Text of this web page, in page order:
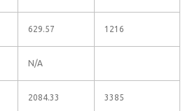
629.57 1216
N/A
2084.33 3385